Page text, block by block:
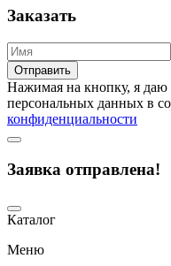
Заказать
Отправить
Нажимая на кнопку, я даю
персональных данных в
конфиденциальности
Заявка отправлена!
Каталог
Меню